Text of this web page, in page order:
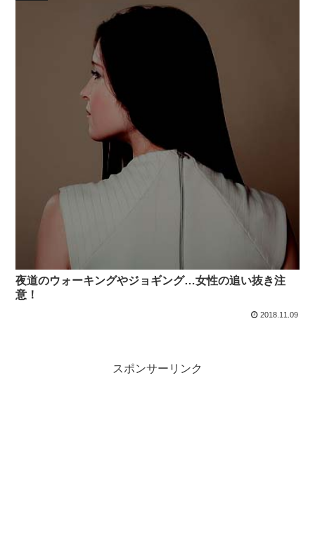
夜道のウォーキングやジョギング…女性の追い抜き注
意！
2018.11.09
スポンサーリンク